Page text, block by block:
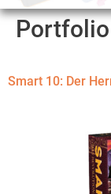
Smart 10: Der